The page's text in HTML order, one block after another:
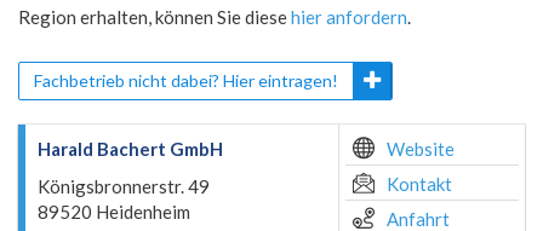
Region erhalten, können Sie diesehier anfordern.
Fachbetrieb nicht dabei? Hier eintragen!
Harald Bachert GmbH
Königsbronnerstr. 49
89520 Heidenheim
Website
Kontakt
Anfahrt